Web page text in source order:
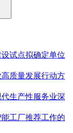
试点拟确定单位
质量发展行动方
生产性服务业深
工厂推荐工作的